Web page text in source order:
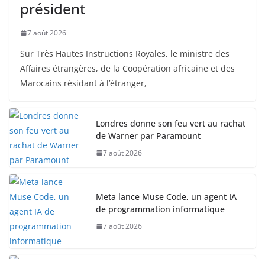
président
7 août 2026
Sur Très Hautes Instructions Royales, le ministre des
Affaires étrangères, de la Coopération africaine et des
Marocains résidant à l’étranger,
Londres donne son feu vert au rachat
de Warner par Paramount
7 août 2026
Meta lance Muse Code, un agent IA
de programmation informatique
7 août 2026